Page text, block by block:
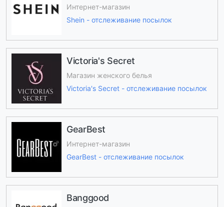
Интернет-магазин
Shein - отслеживание посылок
Victoria's Secret
Магазин женского белья
Victoria's Secret - отслеживание посылок
GearBest
Интернет-магазин
GearBest - отслеживание посылок
Banggood